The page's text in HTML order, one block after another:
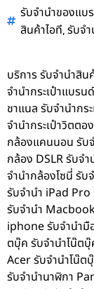
รับจำนำของแบ
สินค้าไอที,รับจ
บริการ รับจำนำสิน
จำนำกระเป๋าแบรน
ชาแนล รับจำนำกร
จำนำกระเป๋าวิตต
กล้องแคนนอน รับ
กล้อง DSLR รับจ
จำนำกล้องโซนี่ รั
รับจำนำ iPad
รับจำนำ
iphone รับจำนำมื
ตบุ๊ค รับจำนำโน๊ต
Acer รับจำนำโน๊
รับจำนำนาฬิกา